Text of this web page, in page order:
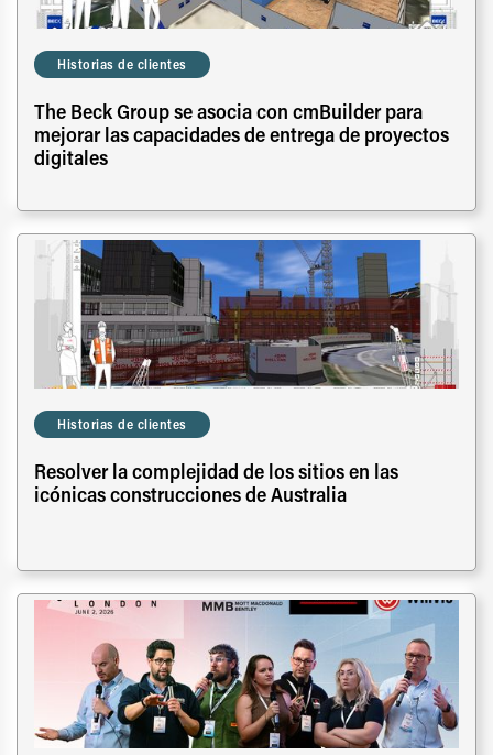
Historias de clientes
The Beck Group se asocia con cmBuilder para
mejorar las capacidades de entrega de proyectos
digitales
Historias de clientes
Resolver la complejidad de los sitios en las
icónicas construcciones de Australia